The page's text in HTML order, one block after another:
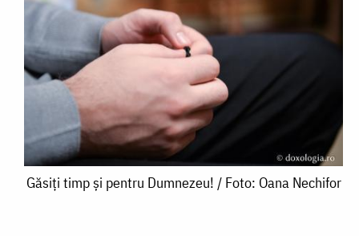
Găsiți
Găsiți timp și pentru Dumnezeu! / Foto: Oana Nechifor